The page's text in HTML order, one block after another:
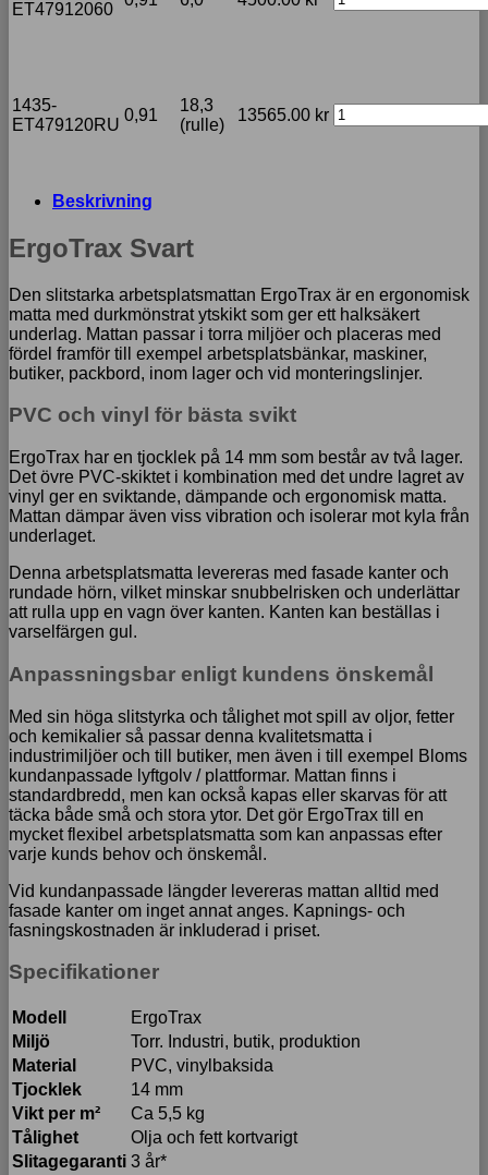
ET47912060
1435-
ET479120RU
0,91
18,3
(rulle)
13565.00 kr
Beskrivning
ErgoTrax Svart
Den slitstarka arbetsplatsmattan ErgoTrax är en ergonomisk
matta med durkmönstrat ytskikt som ger ett halksäkert
underlag. Mattan passar i torra miljöer och placeras med
fördel framför till exempel arbetsplatsbänkar, maskiner,
butiker, packbord, inom lager och vid monteringslinjer.
PVC och vinyl för bästa svikt
ErgoTrax har en tjocklek på 14 mm som består av två lager.
Det övre PVC-skiktet i kombination med det undre lagret av
vinyl ger en sviktande, dämpande och ergonomisk matta.
Mattan dämpar även viss vibration och isolerar mot kyla från
underlaget.
Denna arbetsplatsmatta levereras med fasade kanter och
rundade hörn, vilket minskar snubbelrisken och underlättar
att rulla upp en vagn över kanten. Kanten kan beställas i
varselfärgen gul.
Anpassningsbar enligt kundens önskemål
Med sin höga slitstyrka och tålighet mot spill av oljor, fetter
och kemikalier så passar denna kvalitetsmatta i
industrimiljöer och till butiker, men även i till exempel Bloms
kundanpassade lyftgolv / plattformar. Mattan finns i
standardbredd, men kan också kapas eller skarvas för att
täcka både små och stora ytor. Det gör ErgoTrax till en
mycket flexibel arbetsplatsmatta som kan anpassas efter
varje kunds behov och önskemål.
Vid kundanpassade längder levereras mattan alltid med
fasade kanter om inget annat anges. Kapnings- och
fasningskostnaden är inkluderad i priset.
Specifikationer
Modell
ErgoTrax
Miljö
Torr. Industri, butik, produktion
Material
PVC, vinylbaksida
Tjocklek
14 mm
Vikt per m²
Ca 5,5 kg
Tålighet
Olja och fett kortvarigt
Slitagegaranti 3 år*